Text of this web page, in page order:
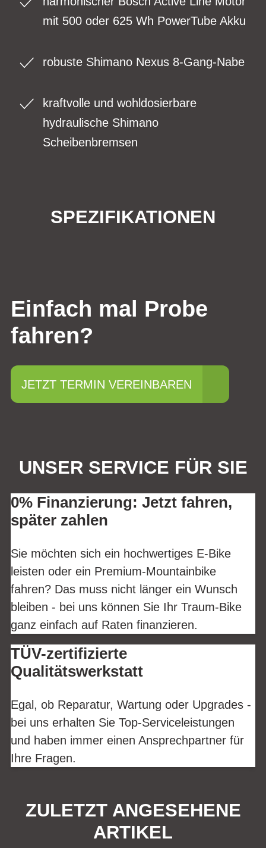
mit 500 oder 625 Wh PowerTube Akku
robuste Shimano Nexus 8-Gang-Nabe
kraftvolle und wohldosierbare
hydraulische Shimano
Scheibenbremsen
SPEZIFIKATIONEN
Einfach mal Probe
fahren?
JETZT TERMIN VEREINBAREN
UNSER SERVICE FÜR SIE
0% Finanzierung: Jetzt fahren,
später zahlen
Sie möchten sich ein hochwertiges E-Bike
leisten oder ein Premium-Mountainbike
fahren? Das muss nicht länger ein Wunsch
bleiben - bei uns können Sie Ihr Traum-Bike
ganz einfach auf Raten finanzieren.
TÜV-zertifizierte
Qualitätswerkstatt
Egal, ob Reparatur, Wartung oder Upgrades -
bei uns erhalten Sie Top-Serviceleistungen
und haben immer einen Ansprechpartner für
Ihre Fragen.
ZULETZT ANGESEHENE
ARTIKEL